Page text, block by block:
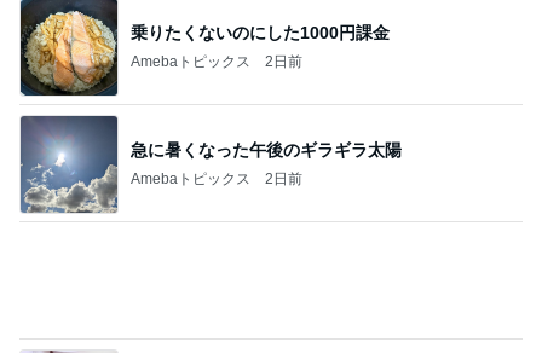
乗りたくないのにした1000円課金
Amebaトピックス 2日前
急に暑くなった午後のギラギラ太陽
Amebaトピックス 2日前